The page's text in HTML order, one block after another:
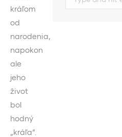
kráľom
od
narodenia,
napokon
ale
jeho
život
bol
hodný
„kráľa“.